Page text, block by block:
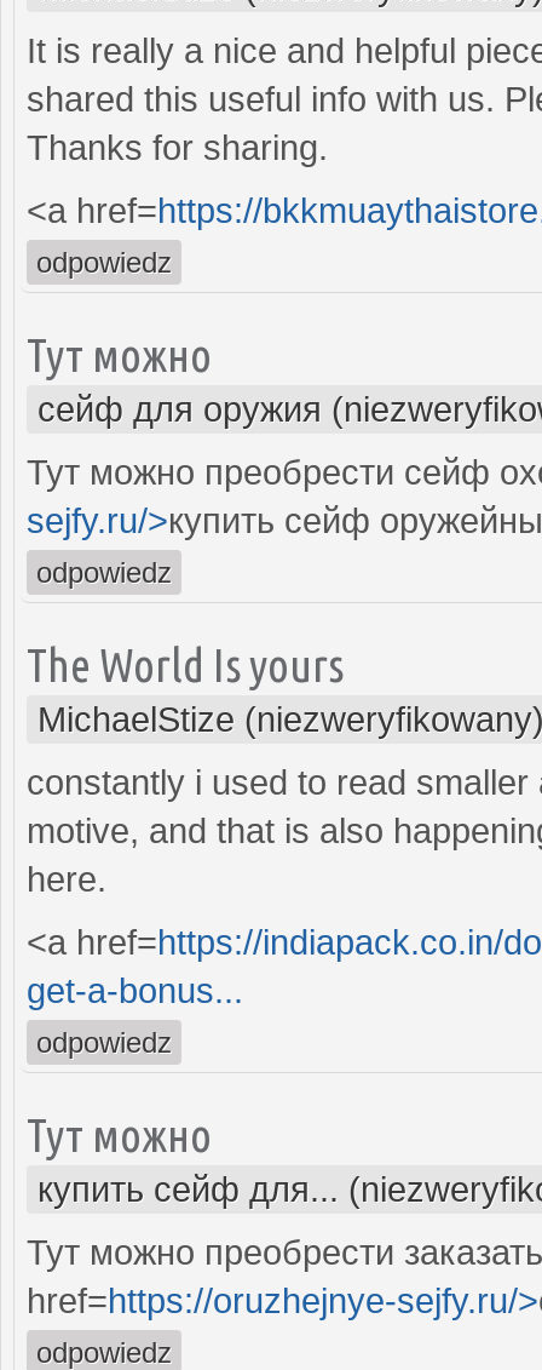
It is really a nice and helpful
shared this useful info with us.
Thanks for sharing.
<a href=https://
odpowiedz
Тут можно
сейф для оружия
Тут можно преобрести сейф
sejfy.ru/>купить сейф
odpowiedz
The World Is yours
MichaelStize
constantly i used to read
motive, and that is also
here.
<a href=https://indiapack.co.in/
get-a-bonus...
odpowiedz
Тут можно
купить сейф для...
Тут можно преобрести
href=https://oruzhejnye-sejfy.ru/>
odpowiedz